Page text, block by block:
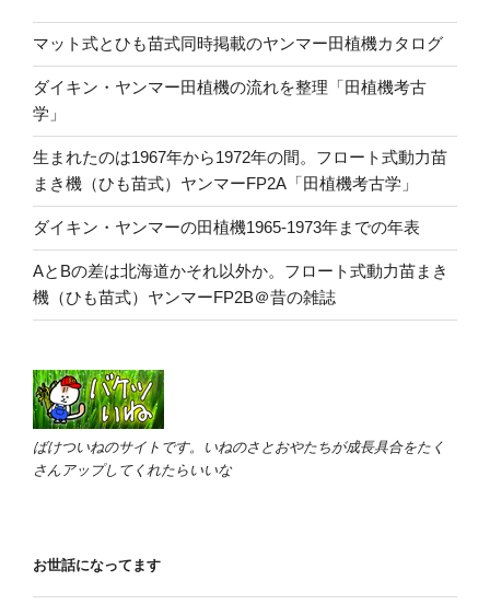
マット式とひも苗式同時掲載のヤンマー田植機カタログ
ダイキン・ヤンマー田植機の流れを整理「田植機考古
学」
生まれたのは1967年から1972年の間。フロート式動力苗
まき機（ひも苗式）ヤンマーFP2A「田植機考古学」
ダイキン・ヤンマーの田植機1965-1973年までの年表
AとBの差は北海道かそれ以外か。フロート式動力苗まき
機（ひも苗式）ヤンマーFP2B＠昔の雑誌
ばけついねのサイトです。いねのさとおやたちが成長具合をたく
さんアップしてくれたらいいな
お世話になってます